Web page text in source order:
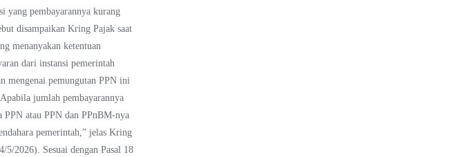
yang pembayarannya kurang
disampaikan Kring Pajak saat
menanyakan ketentuan
dari instansi pemerintah
mengenai pemungutan PPN ini
jumlah pembayarannya
atau PPN dan PPnBM-nya
pemerintah,” jelas Kring
5/2026). Sesuai dengan Pasal 18